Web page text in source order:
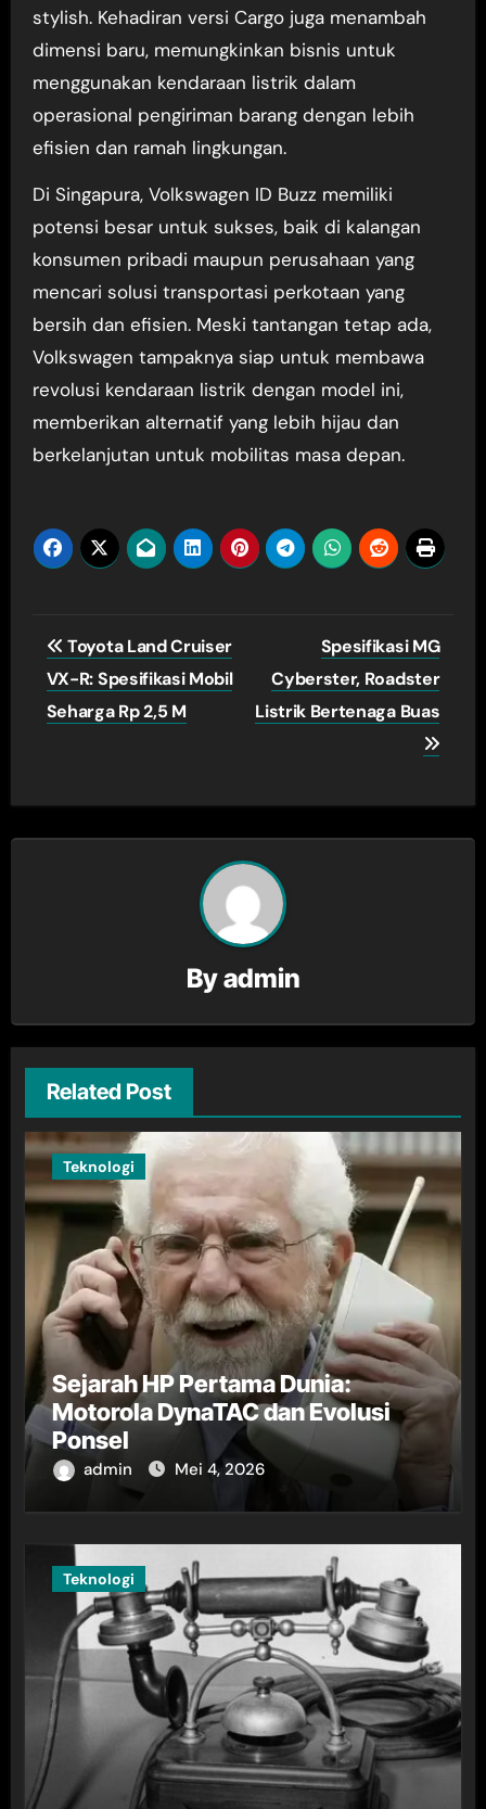
stylish. Kehadiran versi Cargo juga menambah
dimensi baru, memungkinkan bisnis untuk
menggunakan kendaraan listrik dalam
operasional pengiriman barang dengan lebih
efisien dan ramah lingkungan.
Di Singapura, Volkswagen ID Buzz memiliki
potensi besar untuk sukses, baik di kalangan
konsumen pribadi maupun perusahaan yang
mencari solusi transportasi perkotaan yang
bersih dan efisien. Meski tantangan tetap ada,
Volkswagen tampaknya siap untuk membawa
revolusi kendaraan listrik dengan model ini,
memberikan alternatif yang lebih hijau dan
berkelanjutan untuk mobilitas masa depan.
Navigasi
pos
Toyota Land Cruiser
VX-R: Spesifikasi Mobil
Seharga Rp 2,5 M
Spesifikasi MG
Cyberster, Roadster
Listrik Bertenaga Buas
Byadmin
Related Post
Teknologi
Sejarah HP Pertama Dunia:
Motorola DynaTAC dan Evolusi
Ponsel
admin Mei 4, 2026
Teknologi